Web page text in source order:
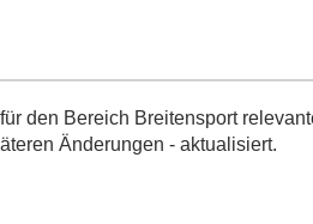
den Bereich Breitensport
Änderungen - aktualisiert.